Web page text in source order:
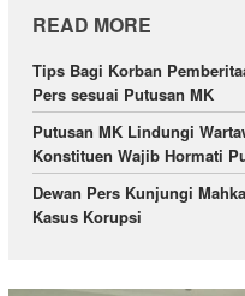
READ MORE
Tips Bagi Korban
Pers sesuai Putusan MK
Putusan MK Lindungi
Konstituen Wajib Hormati
Dewan Pers Kunjungi
Kasus Korupsi